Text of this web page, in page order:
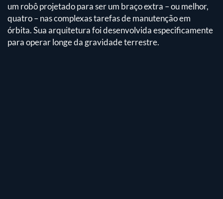
um robô projetado para ser um braço extra – ou melhor,
quatro – nas complexas tarefas de manutenção em
órbita. Sua arquitetura foi desenvolvida especificamente
para operar longe da gravidade terrestre.